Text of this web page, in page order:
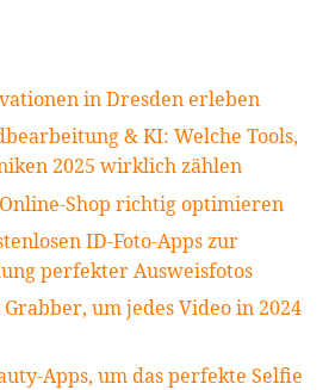
in Dresden erleben
& KI: Welche Tools,
2025 wirklich zählen
Shop richtig optimieren
ID-Foto-Apps zur
perfekter Ausweisfotos
um jedes Video in 2024
Apps, um das perfekte Selfie